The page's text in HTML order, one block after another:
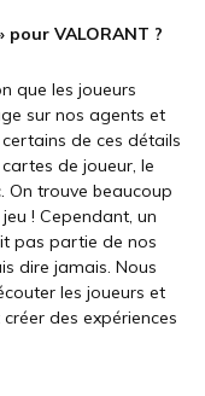
VALORANT ?
que les joueurs
sur nos agents et
de ces détails
de joueur, le
On trouve beaucoup
! Cependant, un
pas partie de nos
dire jamais. Nous
les joueurs et
des expériences